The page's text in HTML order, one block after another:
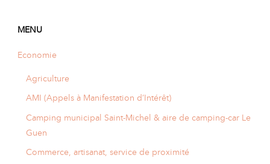
MENU
Economie
Agriculture
AMI (Appels à Manifestation d’Intérêt)
Camping municipal Saint-Michel & aire de camping-car Le
Guen
Commerce, artisanat, service de proximité